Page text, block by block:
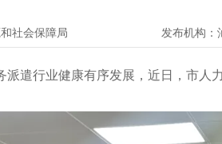
社会保障局 发布机构：
遣行业健康有序发展，近日，市